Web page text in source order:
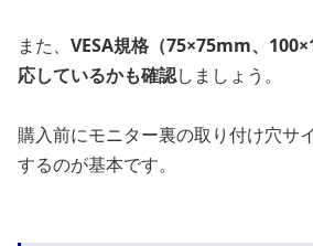
また、 VESA規格（75×75mm、
応しているかも確認しましょう。
購入前にモニター裏の取り付け穴サ
するのが基本です。